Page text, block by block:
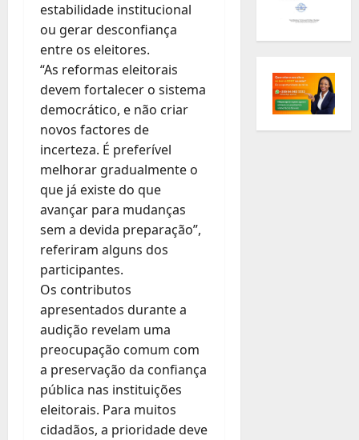
estabilidade institucional
ou gerar desconfiança
entre os eleitores.
“As reformas eleitorais
devem fortalecer o sistema
democrático, e não criar
novos factores de
incerteza. É preferível
melhorar gradualmente o
que já existe do que
avançar para mudanças
sem a devida preparação”,
referiram alguns dos
participantes.
Os contributos
apresentados durante a
audição revelam uma
preocupação comum com
a preservação da confiança
pública nas instituições
eleitorais. Para muitos
cidadãos, a prioridade deve